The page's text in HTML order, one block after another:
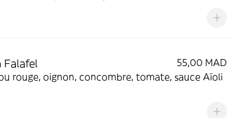
Falafel
55,00 MAD
rouge, oignon, concombre, tomate, sauce Aïoli